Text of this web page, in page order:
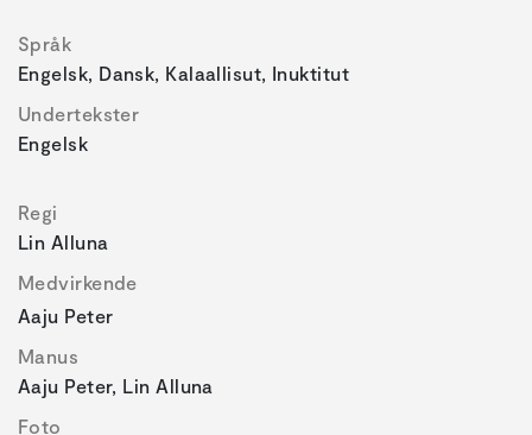
Språk
Engelsk, Dansk, Kalaallisut, Inuktitut
Undertekster
Engelsk
Regi
Lin Alluna
Medvirkende
Aaju Peter
Manus
Aaju Peter, Lin Alluna
Foto